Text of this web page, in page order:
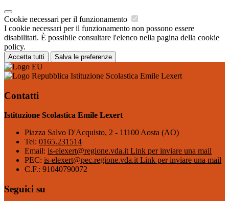
Cookie necessari per il funzionamento
I cookie necessari per il funzionamento non possono essere
disabilitati. È possibile consultare l'elenco nella pagina della cookie
policy.
Accetta tutti Salva le preferenze
Istituzione Scolastica Emile Lexert
Contatti
Istituzione Scolastica Emile Lexert
Piazza Salvo D'Acquisto, 2 - 11100 Aosta (AO)
Tel: 0165.231514
Email: is-elexert@regione.vda.it Link per inviare una mail
PEC: is-elexert@pec.regione.vda.it Link per inviare una mail
C.F.: 91040790072
Seguici su